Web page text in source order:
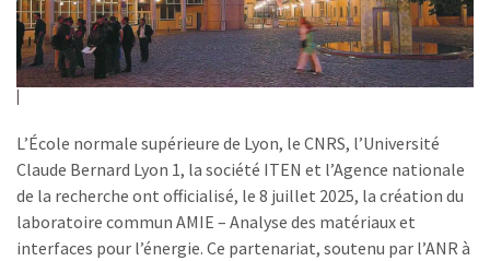
L’École normale supérieure de Lyon, le CNRS, l’Université
Claude Bernard Lyon 1, la société ITEN et l’Agence nationale
de la recherche ont officialisé, le 8 juillet 2025, la création du
laboratoire commun AMIE – Analyse des matériaux et
interfaces pour l’énergie. Ce partenariat, soutenu par l’ANR à